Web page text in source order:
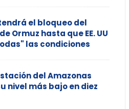
el bloqueo del
Ormuz hasta que EE. UU
las condiciones
del Amazonas
nivel más bajo en diez